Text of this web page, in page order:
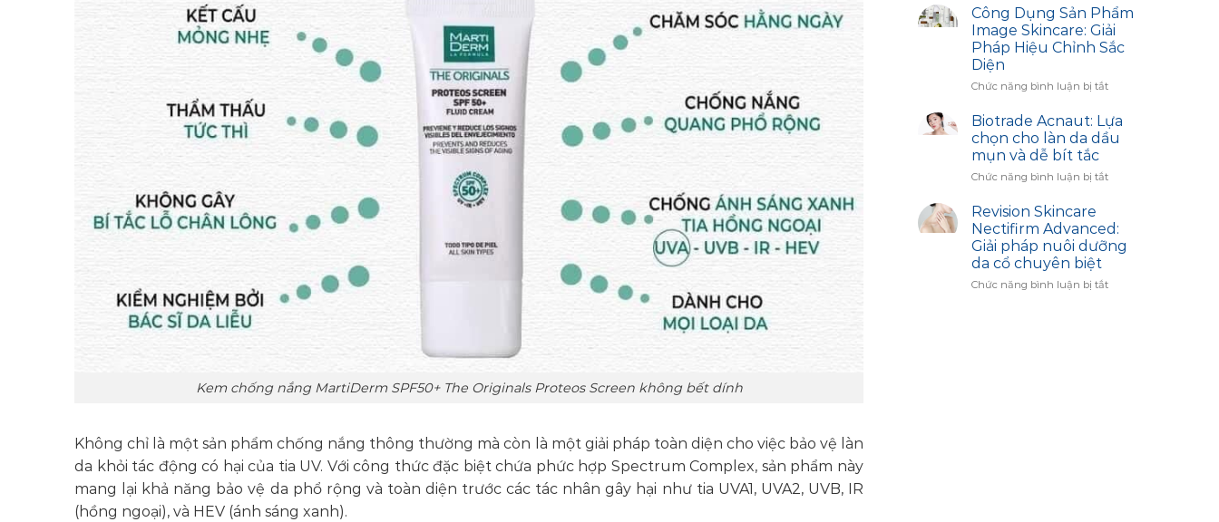
Kem chống nắng MartiDerm SPF50+ The Originals Proteos Screen không bết dính
Không chỉ là một sản phẩm chống nắng thông thường mà còn là một giải pháp toàn diện cho việc bảo vệ làn
da khỏi tác động có hại của tia UV. Với công thức đặc biệt chứa phức hợp Spectrum Complex, sản phẩm này
mang lại khả năng bảo vệ da phổ rộng và toàn diện trước các tác nhân gây hại như tia UVA1, UVA2, UVB, IR
(hồng ngoại), và HEV (ánh sáng xanh).
&
Mobile
Access
Sóc
Da
Thâm
Sạm
Bí
Trắng
Sáng
Cùng
Công Dụng Sản Phẩm
Image Skincare: Giải
Pháp Hiệu Chỉnh Sắc
Diện
Chức năng bình luận bị tắtở
Dụng
Sản
Phẩm
Skincare:
Hiệu
Sắc
Biotrade Acnaut: Lựa
chọn cho làn da dầu
mụn và dễ bít tắc
Chức năng bình luận bị tắtở
Lựa
chọn
cho
da
Revision Skincare
Nectifirm Advanced:
Giải pháp nuôi dưỡng
da cổ chuyên biệt
Chức năng bình luận bị tắtở